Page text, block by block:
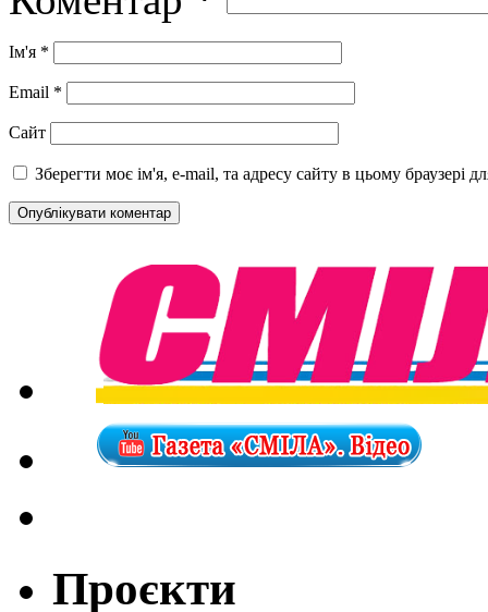
Ім'я *
Email *
Сайт
Зберегти моє ім'я, e-mail, та адресу сайту в цьому браузері
Проєкти